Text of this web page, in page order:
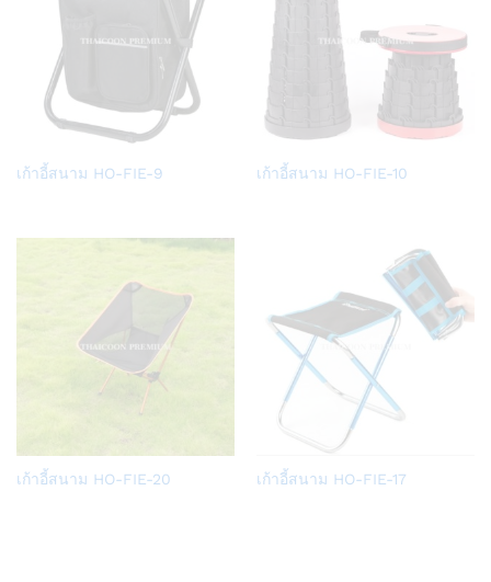
Add
list
เก้าอี้สนาม HO-FIE-9
Add
เก้าอี้สนาม HO-FIE-10
Add
เก้าอี้สนาม HO-FIE-20
Add
เก้าอี้สนาม HO-FIE-17